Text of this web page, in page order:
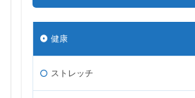
健康
ストレッチ